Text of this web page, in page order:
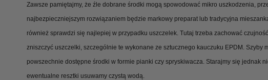
Zawsze pamiętajmy, że źle dobrane środki mogą spowodować mikro uszkodzenia,
najbezpieczniejszym rozwiązaniem będzie markowy preparat lub tradycyjna
również sprawdzi się najlepiej w przypadku uszczelek. Tutaj trzeba zachować
zniszczyć uszczelki, szczególnie te wykonane ze sztucznego kauczuku EPDM. Szyby
powszechnie dostępne środki w formie pianki czy spryskiwacza. Starajmy się jednak
ewentualne resztki usuwamy czystą wodą.